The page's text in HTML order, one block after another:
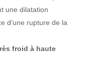
une dilatation
d’une rupture de la
froid à haute